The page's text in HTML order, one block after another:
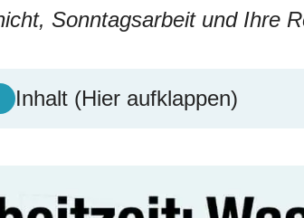
Sonntagsarbeit und Ihre
Inhalt (Hier aufklappen)